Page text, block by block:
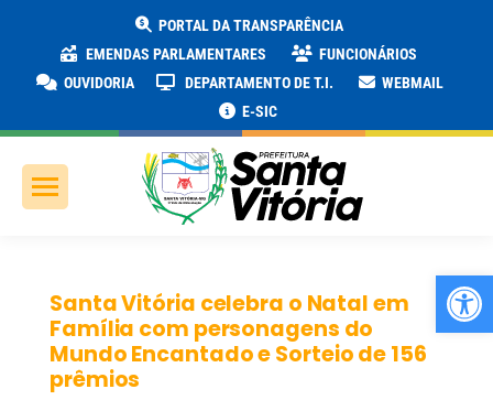
PORTAL DA TRANSPARÊNCIA
EMENDAS PARLAMENTARES
FUNCIONÁRIOS
OUVIDORIA
DEPARTAMENTO DE T.I.
WEBMAIL
E-SIC
Santa Vitória celebra o Natal em
Família com personagens do
Mundo Encantado e Sorteio de 156
prêmios